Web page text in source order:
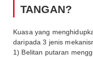
TANGAN?
Kuasa yang
daripada 3 jenis
1) Belitan putaran